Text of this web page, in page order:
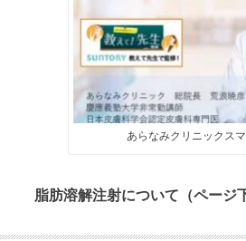
あらなみクリニックス
脂肪溶解注射について（ページ